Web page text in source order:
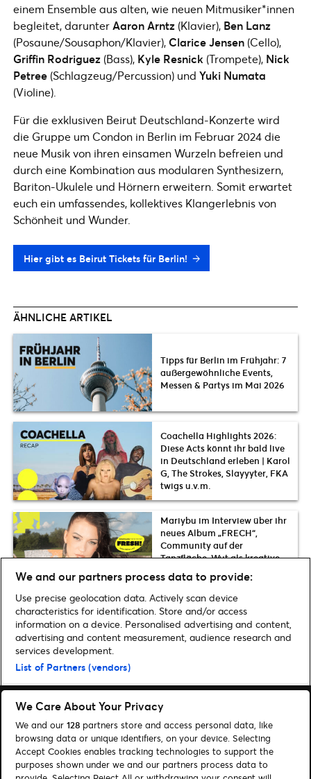
einem Ensemble aus alten, wie neuen Mitmusiker*innen
begleitet, darunterAaron Arntz (Klavier), Ben Lanz
(Posaune/Sousaphon/Klavier), Clarice Jensen (Cello),
Griffin Rodriguez (Bass), Kyle Resnick (Trompete), Nick
Petree (Schlagzeug/Percussion) und Yuki Numata
(Violine).
Für die exklusiven Beirut Deutschland-Konzerte wird
die Gruppe um Condon in Berlin im Februar 2024 die
neue Musik von ihren einsamen Wurzeln befreien und
durch eine Kombination aus modularen Synthesizern,
Bariton-Ukulele und Hörnern erweitern. Somit erwartet
euch ein umfassendes, kollektives Klangerlebnis von
Schönheit und Wunder.
Hier gibt es Beirut Tickets für Berlin!
ÄHNLICHE ARTIKEL
Tipps für Berlin im Frühjahr: 7
außergewöhnliche Events,
Messen & Partys im Mai 2026
Coachella Highlights 2026:
Diese Acts könnt ihr bald live
in Deutschland erleben | Karol
G, The Strokes, Slayyyter, FKA
twigs u.v.m.
Mariybu im Interview über ihr
neues Album „FRECH“,
Community auf der
Tanzfläche, Wut als kreative
sein
Home Musik
Beirut kehren im Februar 2024 für zwei Konzerte in Berlin
zurück auf die Bühne | Neues Album „Hadsel“
Suchen
We and our partners process data to provide:
Use precise geolocation data. Actively scan device
characteristics for identification. Store and/or access
information on a device. Personalised advertising and content,
advertising and content measurement, audience research and
services development.
List of Partners (vendors)
We Care About Your Privacy
We and our 128 partners store and access personal data, like
browsing data or unique identifiers, on your device. Selecting
Accept Cookies enables tracking technologies to support the
purposes shown under we and our partners process data to